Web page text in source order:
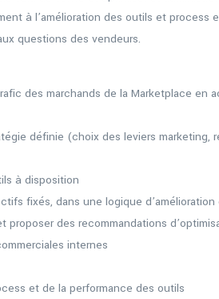
à l’amélioration des outils et process
questions des vendeurs.
des marchands de la Marketplace en
définie (choix des leviers marketing,
à disposition
fixés, dans une logique
des recommandations
internes
et de la performance des outils